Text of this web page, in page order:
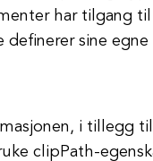
har tilgang
definerer sine egne
i tillegg
clipPath-